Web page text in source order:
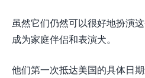
虽然它们仍然可以很好地扮演
成为家庭伴侣和表演犬。
他们第一次抵达美国的具体日期